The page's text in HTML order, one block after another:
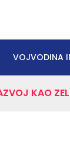
VOJVODINA
KAO